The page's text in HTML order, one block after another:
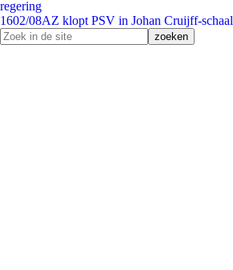
regering
1602/08AZ klopt PSV in Johan Cruijff-schaal